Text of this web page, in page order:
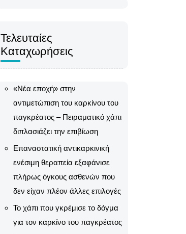
Τελευταίες
Καταχωρήσεις
«Νέα εποχή» στην
αντιμετώπιση του καρκίνου του
παγκρέατος – Πειραματικό χάπι
διπλασιάζει την επιβίωση
Επαναστατική αντικαρκινική
ενέσιμη θεραπεία εξαφάνισε
πλήρως όγκους ασθενών που
δεν είχαν πλέον άλλες επιλογές
Το χάπι που γκρέμισε το δόγμα
για τον καρκίνο του παγκρέατος